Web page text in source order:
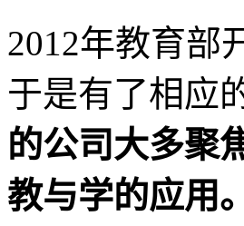
2012年教育部
于是有了相应
的公司大多聚
教与学的应用。